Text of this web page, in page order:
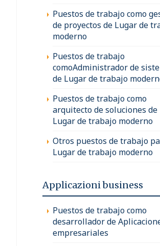
Puestos de trabajo como
de proyectos de Lugar de
moderno
Puestos de trabajo
comoAdministrador de
de Lugar de trabajo
Puestos de trabajo como
arquitecto de soluciones de
Lugar de trabajo moderno
Otros puestos de trabajo
Lugar de trabajo moderno
Applicazioni business
Puestos de trabajo como
desarrollador de
empresariales